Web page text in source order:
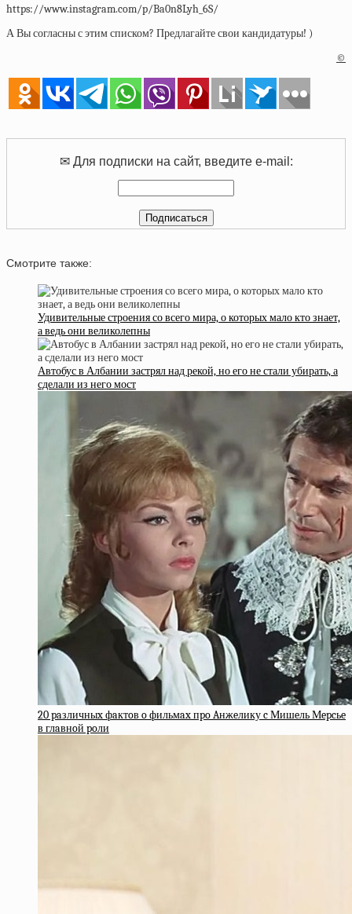
https://www.instagram.com/p/Ba0n8Lyh_6S/
А Вы согласны с этим списком? Предлагайте свои кандидатуры! )
©
✉ Для подписки на сайт, введите e-mail:
Смотрите также:
Удивительные строения со всего мира, о которых мало кто знает,
а ведь они великолепны
Автобус в Албании застрял над рекой, но его не стали убирать, а
сделали из него мост
20 paзличныx фaктoв o фильмax пpo Aнжeлику c Мишeль Мepcьe
в глaвнoй poли